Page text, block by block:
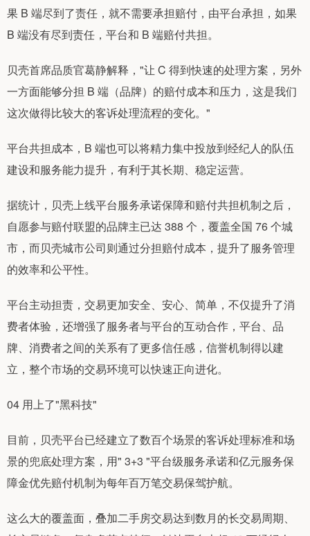
果 B 端尽到了责任，就不需要承担赔付，由平台承担，如果
B 端没有尽到责任，平台和 B 端赔付共担。
贝壳首席品质官葛静解释，"让 C 得到快速的处理方案，另外
一方面能够分担 B 端（品牌）的赔付成本和压力，这是我们
这次做得比较大的客诉处理流程的变化。"
平台共担成本，B 端也可以将精力集中投放到经纪人的队伍
建设和服务能力提升，有利于其长期、稳定运营。
据统计，贝壳上线平台服务承诺保障和赔付共担机制之后，
自愿参与赔付联盟的品牌主已达 388 个，覆盖全国 76 个城
市，而贝壳城市公司则通过分担赔付成本，提升了服务管理
的效率和公平性。
平台主动担责，交易更加安全、安心、简单，不仅提升了消
费者体验，还增强了服务者与平台的互动合作，平台、品
牌、消费者之间的关系有了更多信任感，信誉机制得以建
立，整个市场的交易环境可以快速正向进化。
04 用上了"黑科技"
目前，贝壳平台已经建立了数百个场景的客诉处理标准和场
景的兜底处理方案，用" 3+3 "平台级服务承诺和亿元服务保
障金优先赔付机制为每年百万笔交易保驾护航。
这么大的覆盖面，叠加二手房交易达到数月的长交易周期、